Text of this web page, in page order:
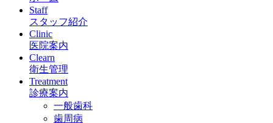
Staff
スタッフ紹介
Clinic
医院案内
Clearn
衛生管理
Treatment
診療案内
一般歯科
歯周病